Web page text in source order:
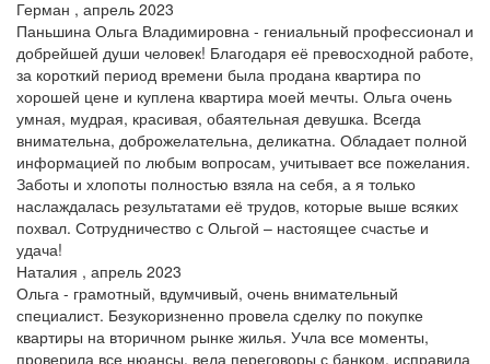
Герман , апрель 2023
Паньшина Ольга Владимировна - гениальный профессионал и
добрейшей души человек! Благодаря её превосходной работе,
за короткий период времени была продана квартира по
хорошей цене и куплена квартира моей мечты. Ольга очень
умная, мудрая, красивая, обаятельная девушка. Всегда
внимательна, доброжелательна, деликатна. Обладает полной
информацией по любым вопросам, учитывает все пожелания.
Заботы и хлопоты полностью взяла на себя, а я только
наслаждалась результатами её трудов, которые выше всяких
похвал. Сотрудничество с Ольгой – настоящее счастье и
удача!
Наталия , апрель 2023
Ольга - грамотный, вдумчивый, очень внимательный
специалист. Безукоризненно провела сделку по покупке
квартиры на вторичном рынке жилья. Учла все моменты,
проверила все нюансы, вела переговоры с банком, исправила